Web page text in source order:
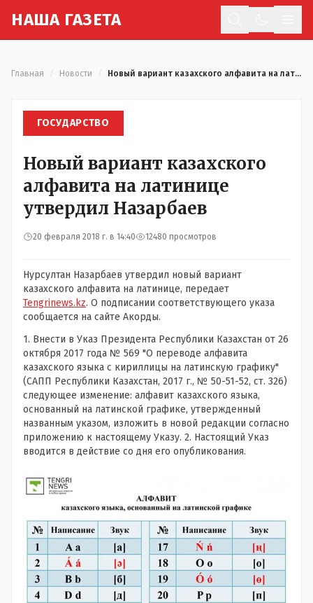
НАША ГАЗЕТА
Главная Новости Новый вариант казахского алфавита на латинице утвердил Назарбаев
ГОСУДАРСТВО
Новый вариант казахского
алфавита на латинице
утвердил Назарбаев
20 февраля 2018 г. в 14:40 12480 просмотров
Нурсултан Назарбаев утвердил новый вариант
казахского алфавита на латинице, передает
Tengrinews.kz. О подписании соответствующего указа
сообщается на сайте Акорды.
1. Внести в Указ Президента Республики Казахстан от 26
октября 2017 года № 569 "О переводе алфавита
казахского языка с кириллицы на латинскую графику"
(САПП Республики Казахстан, 2017 г., № 50-51-52, ст. 326)
следующее изменение: алфавит казахского языка,
основанный на латинской графике, утвержденный
названным указом, изложить в новой редакции согласно
приложению к настоящему Указу. 2. Настоящий Указ
вводится в действие со дня его опубликования.